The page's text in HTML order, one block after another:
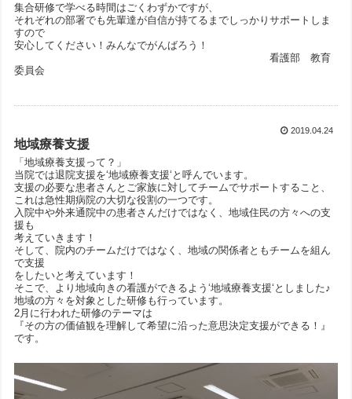
集合研修で学べる時間はごくわずかですが、
それぞれの部署でも先輩達が自信が持てるまでしっかりサポートしま
すので
安心してください！みんなでがんばろう！
看護部 教育
委員会
2019.04.24
地域療養支援
「地域療養支援って？」
当院では退院支援を‘地域療養支援‘と呼んでいます。
支援の必要な患者さんとご家族に対してチームでサポートすること、
これは急性期病院の大切な役割の一つです。
入院中や外来通院中の患者さんだけではなく、地域住民の方々への支
援も
考えていきます！
そして、院内のチームだけではなく、地域の関係者ともチームを組ん
で支援
をしたいと考えています！
そこで、より地域向きの看護ができるよう‘地域療養支援‘としました♪
地域の方々を対象とした研修も行っています。
2月に行われた研修のテーマは
『その方の価値観を理解して希望に沿った意思決定支援ができる！』
です。